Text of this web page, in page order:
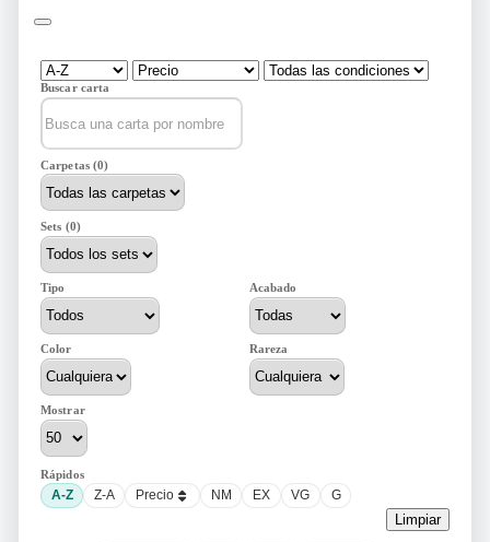
Buscar carta
Carpetas (0)
Sets (0)
Tipo Acabado
Color Rareza
Mostrar
Rápidos
A-Z Z-A Precio NM EX VG G
Limpiar